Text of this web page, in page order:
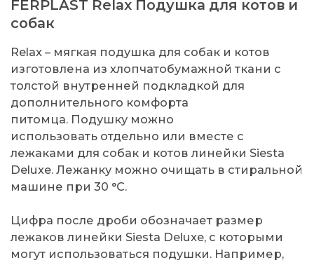
FERPLAST Relax Подушка для котов и
собак
Relax – мягкая подушка для собак и котов
изготовлена из хлопчатобумажной ткани с
толстой внутренней подкладкой для
дополнительного комфорта
питомца. Подушку можно
использовать отдельно или вместе с
лежаками для собак и котов линейки Siesta
Deluxe. Лежанку можно очищать в стиральной
машине при 30 °C.
Цифра после дроби обозначает размер
лежаков линейки Siesta Deluxe, с которыми
могут использоваться подушки. Например,